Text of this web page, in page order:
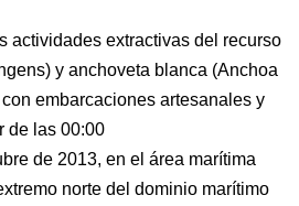
actividades extractivas del recurso
y anchoveta blanca (Anchoa
embarcaciones artesanales y
de las 00:00
de 2013, en el área marítima
norte del dominio marítimo